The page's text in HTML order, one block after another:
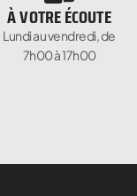
À VOTRE ÉCOUTE
Lundi au vendredi, de
7h00 à 17h00